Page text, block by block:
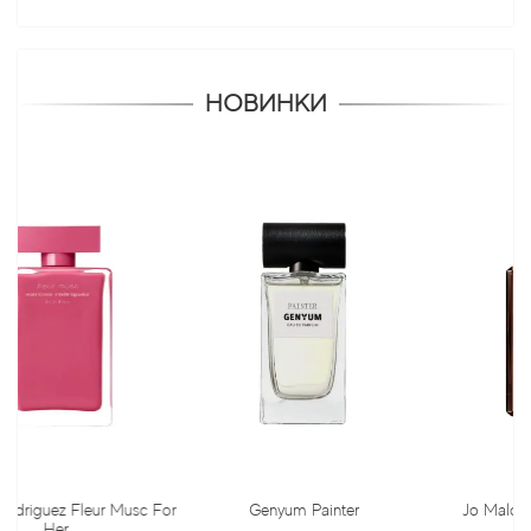
НОВИНКИ
Musc For Genyum Painter Jo Malone Myrrh &